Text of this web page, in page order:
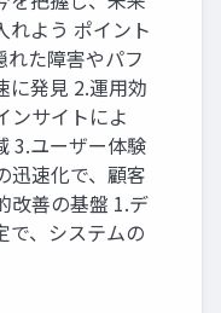
れよう ポイント
れた障害やパフ
に発見 2.運用効
ンサイトによ
3.ユーザー体験
迅速化で、顧客
改善の基盤 1.デ
で、システムの